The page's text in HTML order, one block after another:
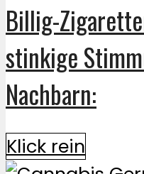
Billig-
stinkige
Nachbarn:
Klick rein